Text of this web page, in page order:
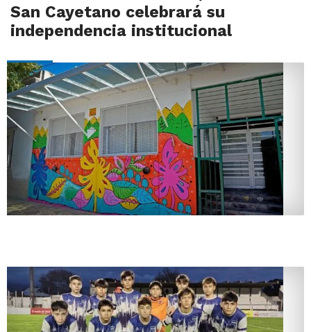
San Cayetano celebrará su
independencia institucional